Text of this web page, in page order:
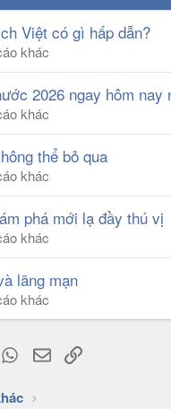
Việt có gì hấp dẫn?
khác
2026 ngay hôm nay
khác
thể bỏ qua
khác
phá mới lạ đầy thú vị
khác
lãng mạn
khác
WhatsApp
EmailLink